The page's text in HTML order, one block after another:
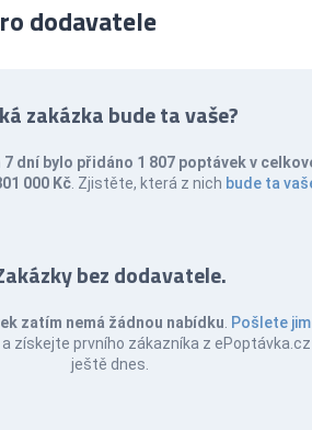
dodavatele
zakázka bude ta vaše?
7 dní bylo přidáno 1 807 poptávek v
000 Kč . Zjistěte, která z nich bude ta
bez dodavatele.
zatím nemá žádnou nabídku Pošlete jim
a získejte prvního zákazníka z ePoptávka.cz
ještě dnes.